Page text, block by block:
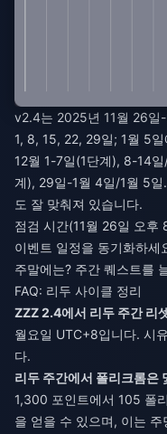
v2.4는 2025년 11월 26일
1, 8, 15, 22, 29일; 1월 5
12월 1-7일(1단계), 8-14
계), 29일-1월 4일/1월 5
도 잘 맞춰져 있습니다.
점검 시간(11월 26일 오후
이벤트 일정을 동기화하세
주말에는? 주간 퀘스트를
FAQ: 리두 사이클 정리
ZZZ 2.4에서 리두 주간 리
월요일 UTC+8입니다. 시
다.
리두 주간에서 폴리크롬은
1,300 포인트에서 105 폴
을 얻을 수 있으며, 이는